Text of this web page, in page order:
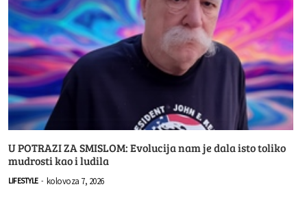
U POTRAZI ZA SMISLOM: Evolucija nam je dala isto toliko
mudrosti kao i ludila
LIFESTYLE - kolovoza 7, 2026